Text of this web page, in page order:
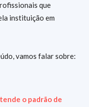
que
instituição em
vamos falar sobre:
o padrão de